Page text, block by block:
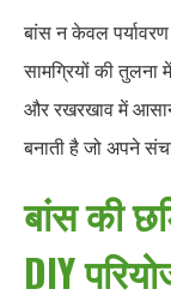
बांस न केवल
सामग्रियों की तुलना
और रखरखाव में
बनाती है जो अपने
बांस की
DIY